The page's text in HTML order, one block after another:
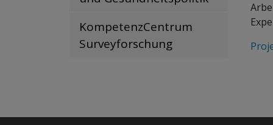
KompetenzCentrum
Surveyforschung